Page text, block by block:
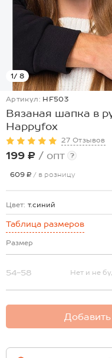
1/ 8
Артикул: HF503
Вязаная шапка в
Happyfox
27 Отзывов
199 ₽ / опт ?
609 ₽ / в розницу
Цвет: т.синий
Таблица размеров
Размер
54-58 Нет и не